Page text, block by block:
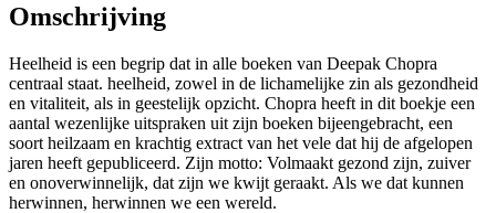
Omschrijving
Heelheid is een begrip dat in alle boeken van Deepak Chopra
centraal staat. heelheid, zowel in de lichamelijke zin als gezondheid
en vitaliteit, als in geestelijk opzicht. Chopra heeft in dit boekje een
aantal wezenlijke uitspraken uit zijn boeken bijeengebracht, een
soort heilzaam en krachtig extract van het vele dat hij de afgelopen
jaren heeft gepubliceerd. Zijn motto: Volmaakt gezond zijn, zuiver
en onoverwinnelijk, dat zijn we kwijt geraakt. Als we dat kunnen
herwinnen, herwinnen we een wereld.